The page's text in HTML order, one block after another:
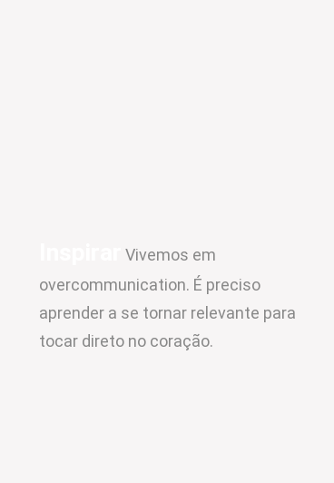
Vivemos em
overcommunication. É preciso
aprender a se tornar relevante para
tocar direto no coração.